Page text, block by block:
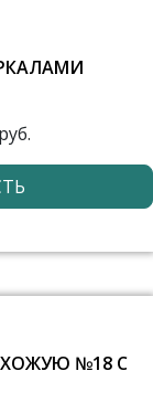
№18 С